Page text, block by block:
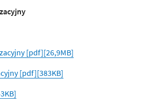
[pdf][26,9MB]
[pdf][383KB]